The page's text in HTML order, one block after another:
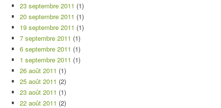
23 septembre 2011 (1)
20 septembre 2011 (1)
19 septembre 2011 (1)
7 septembre 2011 (1)
6 septembre 2011 (1)
1 septembre 2011 (1)
26 août 2011 (1)
25 août 2011 (2)
23 août 2011 (1)
22 août 2011 (2)